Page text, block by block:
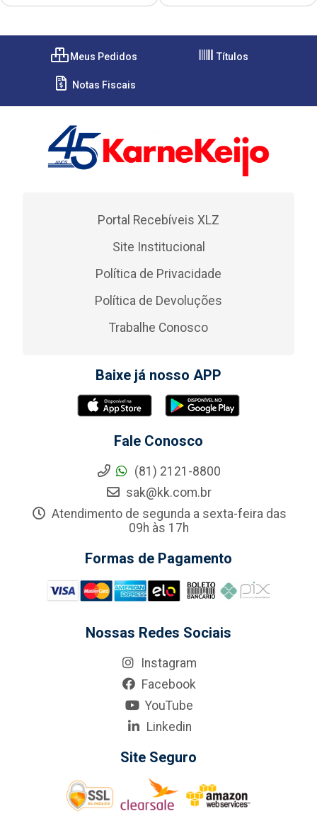
Meus Pedidos Títulos
Notas Fiscais
Portal Recebíveis XLZ
Site Institucional
Política de Privacidade
Política de Devoluções
Trabalhe Conosco
Baixe já nosso APP
Fale Conosco
(81) 2121-8800
sak@kk.com.br
Atendimento de segunda a sexta-feira das
09h às 17h
Formas de Pagamento
Nossas Redes Sociais
Instagram
Facebook
YouTube
Linkedin
Site Seguro